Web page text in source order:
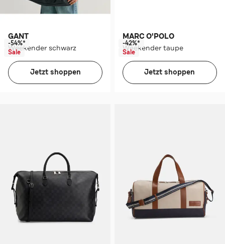
GANT
Weekender schwarz
-54%*
Sale
Jetzt shoppen
MARC O'POLO
Weekender taupe
-42%*
Sale
Jetzt shoppen